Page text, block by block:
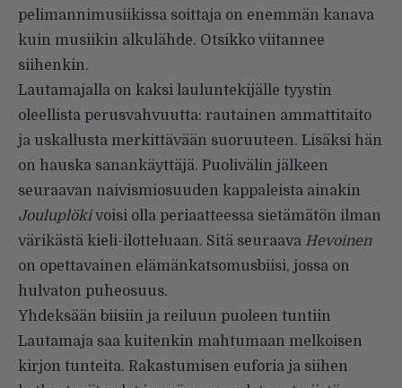
pelimannimusiikissa soittaja on enemmän kanava
kuin musiikin alkulähde. Otsikko viitannee
siihenkin.
Lautamajalla on kaksi lauluntekijälle tyystin
oleellista perusvahvuutta: rautainen ammattitaito
ja uskallusta merkittävään suoruuteen. Lisäksi hän
on hauska sanankäyttäjä. Puolivälin jälkeen
seuraavan naivismiosuuden kappaleista ainakin
Jouluplökivoisi olla periaatteessa sietämätön ilman
värikästä kieli-ilotteluaan. Sitä seuraava Hevoinen
on opettavainen elämänkatsomusbiisi, jossa on
hulvaton puheosuus.
Yhdeksään biisiin ja reiluun puoleen tuntiin
Lautamaja saa kuitenkin mahtumaan melkoisen
kirjon tunteita. Rakastumisen euforia ja siihen